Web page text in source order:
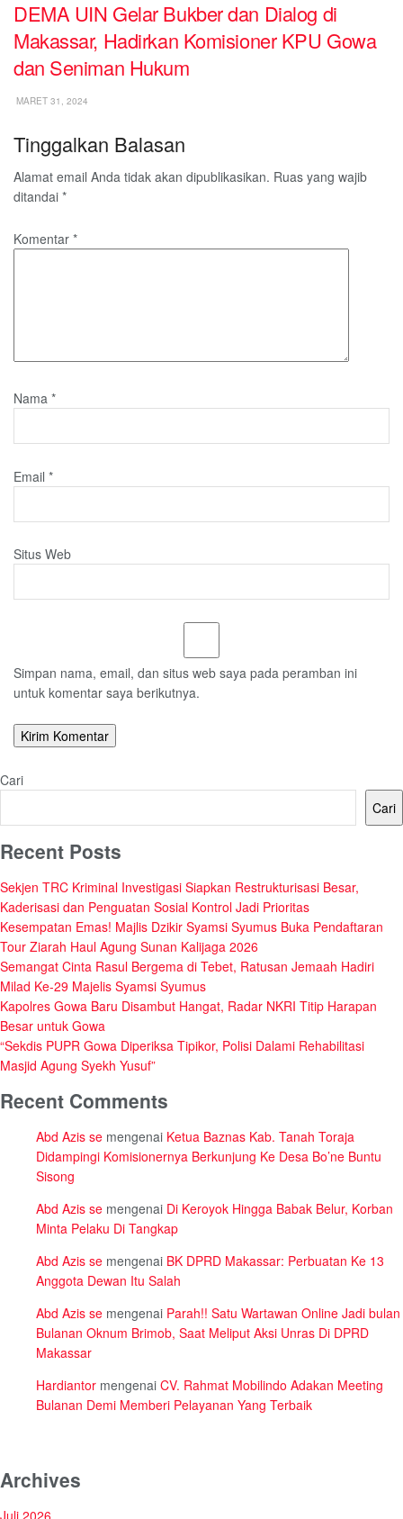
DEMA UIN Gelar Bukber dan Dialog di
Makassar, Hadirkan Komisioner KPU Gowa
dan Seniman Hukum
MARET 31, 2024
Tinggalkan Balasan
Alamat email Anda tidak akan dipublikasikan. Ruas yang wajib
ditandai *
Komentar *
Nama *
Email *
Situs Web
Simpan nama, email, dan situs web saya pada peramban ini
untuk komentar saya berikutnya.
Cari
Cari
Recent Posts
Sekjen TRC Kriminal Investigasi Siapkan Restrukturisasi Besar,
Kaderisasi dan Penguatan Sosial Kontrol Jadi Prioritas
Kesempatan Emas! Majlis Dzikir Syamsi Syumus Buka Pendaftaran
Tour Ziarah Haul Agung Sunan Kalijaga 2026
Semangat Cinta Rasul Bergema di Tebet, Ratusan Jemaah Hadiri
Milad Ke-29 Majelis Syamsi Syumus
Kapolres Gowa Baru Disambut Hangat, Radar NKRI Titip Harapan
Besar untuk Gowa
“Sekdis PUPR Gowa Diperiksa Tipikor, Polisi Dalami Rehabilitasi
Masjid Agung Syekh Yusuf”
Recent Comments
Abd Azis se mengenai Ketua Baznas Kab. Tanah Toraja
Didampingi Komisionernya Berkunjung Ke Desa Bo’ne Buntu
Sisong
Abd Azis se mengenai Di Keroyok Hingga Babak Belur, Korban
Minta Pelaku Di Tangkap
Abd Azis se mengenai BK DPRD Makassar: Perbuatan Ke 13
Anggota Dewan Itu Salah
Abd Azis se mengenai Parah!! Satu Wartawan Online Jadi bulan
Bulanan Oknum Brimob, Saat Meliput Aksi Unras Di DPRD
Makassar
Hardiantor mengenai CV. Rahmat Mobilindo Adakan Meeting
Bulanan Demi Memberi Pelayanan Yang Terbaik
Archives
Juli 2026